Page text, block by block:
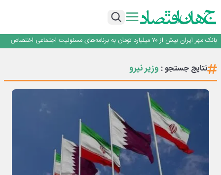
سرپرست اداره کل روابط عمومی بیمه مرکزی منصوب شد
مشتریان
بانک مهر ایران بیش از ۷۰ میلیارد تومان به برنامه‌های مسئولیت اجتماعی اختصاص
داد
پیام مدیرعامل بانک توسعه تعاون به مناسبت ۱۵ مرداد، سالروز تأسیس بانک
سرپرست اداره کل روابط عمومی بیمه مرکزی منصوب شد
مشتریان
بانک مهر ایران بیش از ۷۰ میلیارد تومان به برنامه‌های مسئولیت اجتماعی اختصاص
نتایج جستجو : وزیر نیرو